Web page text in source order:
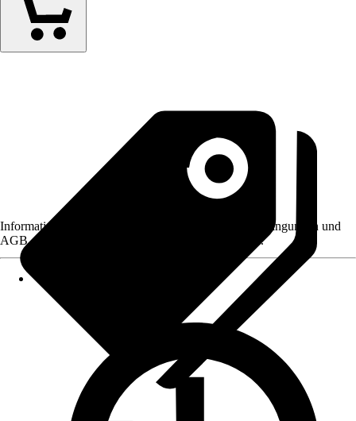
Informationen des Verkäufers, wie z. B. Rückgabebedingungen und
AGB, finden Sie bei Klick auf den Verkäufernamen.